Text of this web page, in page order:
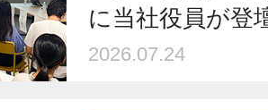
に当社役員が
2026.07.24